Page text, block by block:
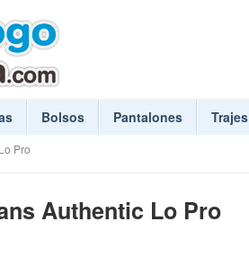
Bolsos Pantalones Trajes
Pro
Authentic Lo Pro